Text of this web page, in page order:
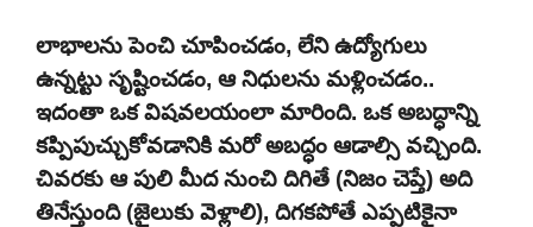
లాభాలను పెంచి చూపించడం, లేని ఉద్యోగులు
ఉన్నట్టు సృష్టించడం, ఆ నిధులను మళ్లించడం..
ఇదంతా ఒక విషవలయంలా మారింది. ఒక అబద్ధాన్ని
కప్పిపుచ్చుకోవడానికి మరో అబద్ధం ఆడాల్సి వచ్చింది.
చివరకు ఆ పులి మీద నుంచి దిగితే (నిజం చెప్తే) అది
తినేస్తుంది (జైలుకు వెళ్లాలి), దిగకపోతే ఎప్పటికైనా